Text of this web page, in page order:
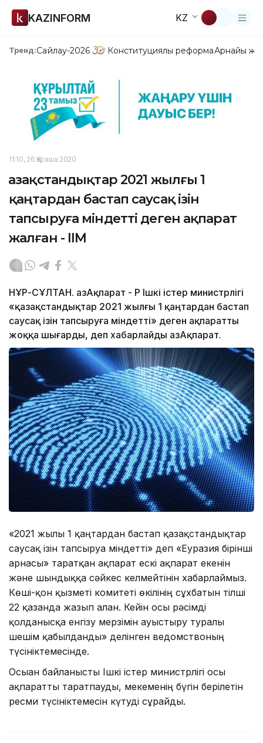
KAZINFORM KZ
Тренд:Сайлау-2026 Конституциялық реформаАрнайы
11:10, 26 Қараша 2020
Қазақстандықтар 2021 жылғы 1
қаңтардан бастап саусақ ізін
тапсыруға міндетті деген ақпарат
жалған - ІІМ
НҰР-СҰЛТАН. ҚазАқпарат - ҚР Ішкі істер министрлігі
«қазақстандықтар 2021 жылғы 1 қаңтардан бастап
саусақ ізін тапсыруға міндетті» деген ақпаратты
жоққа шығарды, деп хабарлайды ҚазАқпарат.
«2021 жылғы 1 қаңтардан бастап қазақстандықтар
саусақ ізін тапсыруға міндетті» деп «Еуразия бірінші
арнасы» таратқан ақпарат ескі ақпарат екенін
және шындыққа сәйкес келмейтінін хабарлаймыз.
Көші-қон қызметі комитеті өкілінің сұхбатын тілші
22 қазанда жазып алған. Кейін осы рәсімді
қолданысқа енгізу мерзімін ауыстыру туралы
шешім қабылданды» делінген ведомствоның
түсініктемесінде.
Осыған байланысты Ішкі істер министрлігі осы
ақпаратты таратпауды, мекеменің бүгін берілетін
ресми түсініктемесін күтуді сұрайды.